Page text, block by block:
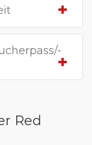
Red